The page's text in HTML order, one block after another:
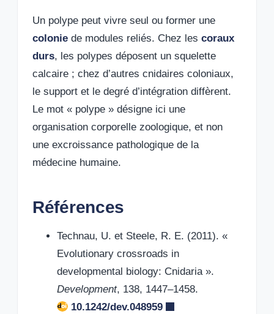
Un polype peut vivre seul ou former une
colonie de modules reliés. Chez les coraux
durs, les polypes déposent un squelette
calcaire ; chez d’autres cnidaires coloniaux,
le support et le degré d’intégration diffèrent.
Le mot « polype » désigne ici une
organisation corporelle zoologique, et non
une excroissance pathologique de la
médecine humaine.
Références
Technau, U. et Steele, R. E. (2011). «
Evolutionary crossroads in
developmental biology: Cnidaria ».
Development, 138, 1447–1458.
10.1242/dev.048959